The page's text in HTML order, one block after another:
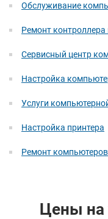
Обслуживание
Ремонт контроллера
Сервисный центр
Настройка
Услуги
Настройка принтера
Ремонт
Цены на